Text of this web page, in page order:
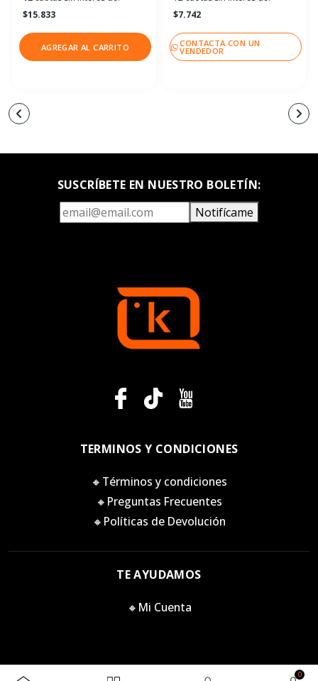
0
$15.833
AGREGAR AL CARRITO
$7.742
CONTACTA CON UN
VENDEDOR
SUSCRÍBETE EN NUESTRO BOLETÍN:
Notifícame
TERMINOS Y CONDICIONES
🔸Términos y condiciones
🔸Preguntas Frecuentes
🔸Políticas de Devolución
TE AYUDAMOS
🔸Mi Cuenta